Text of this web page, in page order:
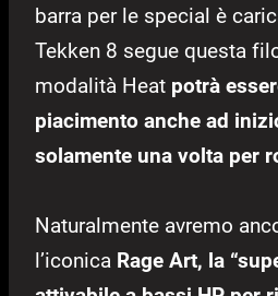
barra per le special è
Tekken 8 segue questa
modalità Heat potrà
piacimento anche ad
solamente una volta per
Naturalmente avremo
l’iconica Rage Art, la